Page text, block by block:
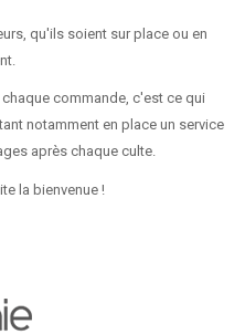
qu'ils soient sur place ou en
commande, c'est ce qui
notamment en place un service
après chaque culte.
la bienvenue !